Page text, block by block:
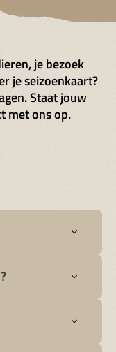
je bezoek
je seizoenkaart?
Staat jouw
met ons op.